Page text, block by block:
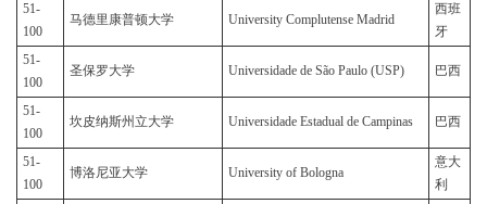
51-
100
马德里康普顿大学 University Complutense Madrid
西班
牙
51-
100
圣保罗大学 Universidade de São Paulo (USP) 巴西
51-
100
坎皮纳斯州立大学 Universidade Estadual de Campinas 巴西
51-
100
博洛尼亚大学 University of Bologna
意大
利